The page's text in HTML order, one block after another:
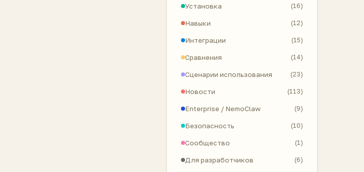
Установка (16)
Навыки (12)
Интеграции (15)
Сравнения (14)
Сценарии использования (23)
Новости (113)
Enterprise / NemoClaw (9)
Безопасность (10)
Сообщество (1)
Для разработчиков (6)